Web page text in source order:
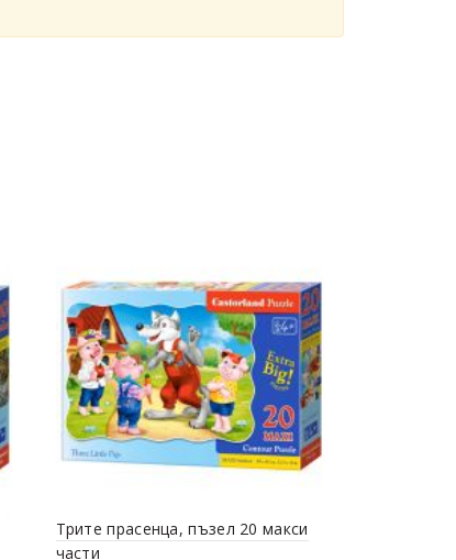
Трите прасенца, пъзел 20 макси
части